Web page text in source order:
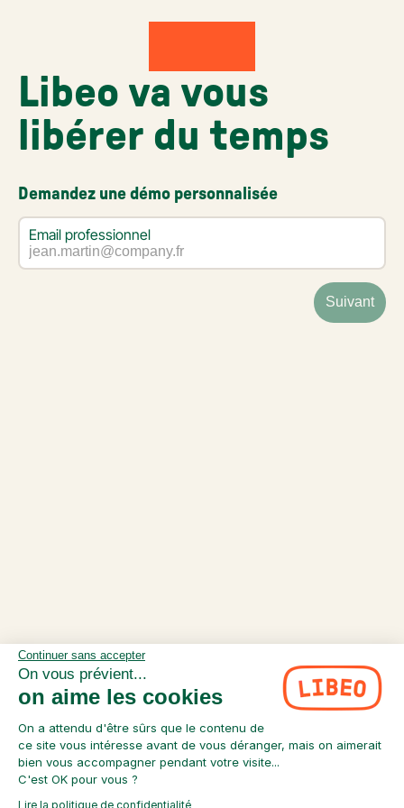
Libeo va vous
libérer du temps
Demandez une démo personnalisée
Email professionnel
Suivant
Continuer sans accepter
On vous prévient...
on aime les cookies
On a attendu d'être sûrs que le contenu de
ce site vous intéresse avant de vous déranger, mais on aimerait
bien vous accompagner pendant votre visite...
C'est OK pour vous ?
Lire la politique de confidentialité